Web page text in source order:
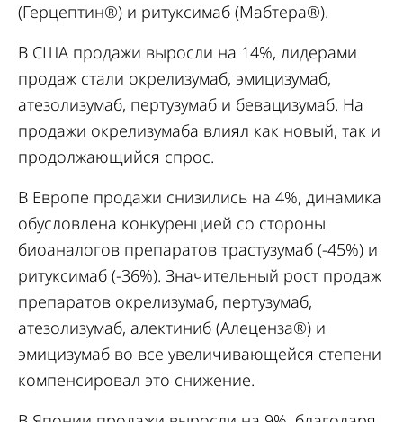
(Герцептин®) и ритуксимаб (Мабтера®).
В США продажи выросли на 14%, лидерами
продаж стали окрелизумаб, эмицизумаб,
атезолизумаб, пертузумаб и бевацизумаб. На
продажи окрелизумаба влиял как новый, так и
продолжающийся спрос.
В Европе продажи снизились на 4%, динамика
обусловлена конкуренцией со стороны
биоаналогов препаратов трастузумаб (-45%) и
ритуксимаб (-36%). Значительный рост продаж
препаратов окрелизумаб, пертузумаб,
атезолизумаб, алектиниб (Алеценза®) и
эмицизумаб во все увеличивающейся степени
компенсировал это снижение.